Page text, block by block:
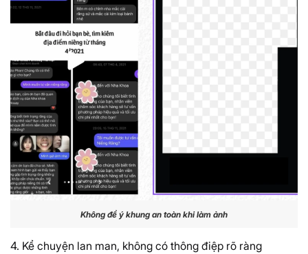
Không để ý khung an toàn khi làm ảnh
4. Kể chuyện lan man, không có thông điệp rõ ràng